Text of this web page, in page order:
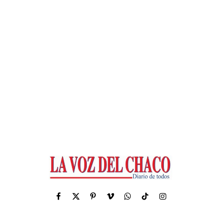
Facebook
X
PinterestVimeoWhatsApp
TikTokInstagram